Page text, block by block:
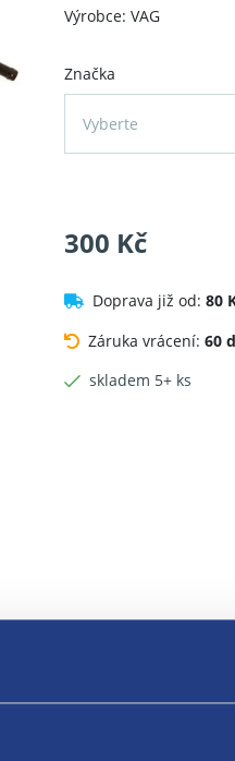
Výrobce: VAG
Značka
Vyberte
300 Kč
Doprava již od: 80
Záruka vrácení: 60
skladem 5+ ks
Kódy produktu